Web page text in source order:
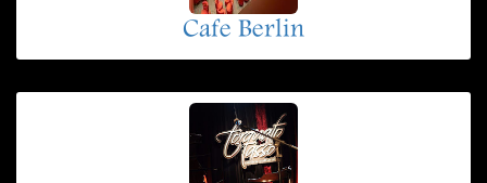
Cafe Berlin